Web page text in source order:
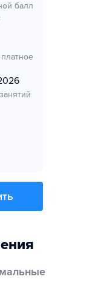
балл